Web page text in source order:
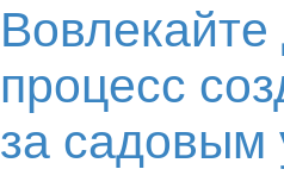
Вовлекайте
процесс
за садовым